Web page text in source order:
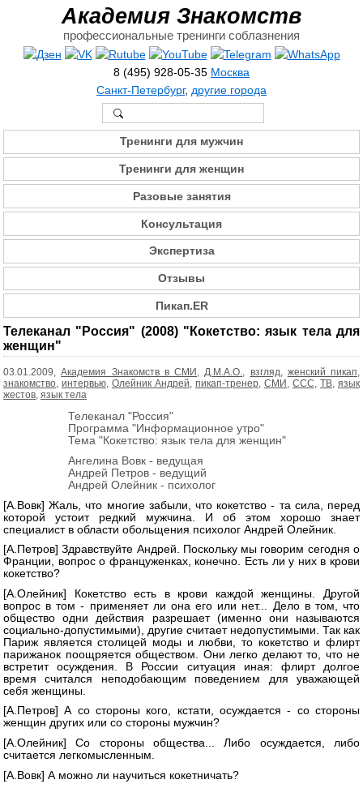
Академия Знакомств
профессиональные тренинги соблазнения
8 (495) 928-05-35 Москва
Санкт-Петербург, другие города
Тренинги для мужчин
Тренинги для женщин
Разовые занятия
Консультация
Экспертиза
Отзывы
Пикап.ER
Телеканал "Россия" (2008) "Кокетство: язык тела для
женщин"
03.01.2009,Академия Знакомств в СМИ ,Д.М.А.О., взгляд, женский пикап,
знакомство, интервью, Олейник Андрей, пикап-тренер, СМИ , ССС, ТВ, язык
жестов, язык тела
Телеканал "Россия"
Программа "Информационное утро"
Тема "Кокетство: язык тела для женщин"
Ангелина Вовк - ведущая
Андрей Петров - ведущий
Андрей Олейник - психолог
[А.Вовк] Жаль, что многие забыли, что кокетство - та сила, перед
которой устоит редкий мужчина. И об этом хорошо знает
специалист в области обольщения психолог Андрей Олейник.
[А.Петров] Здравствуйте Андрей. Поскольку мы говорим сегодня о
Франции, вопрос о француженках, конечно. Есть ли у них в крови
кокетство?
[А.Олейник] Кокетство есть в крови каждой женщины. Другой
вопрос в том - применяет ли она его или нет... Дело в том, что
общество одни действия разрешает (именно они называются
социально-допустимыми), другие считает недопустимыми. Так как
Париж является столицей моды и любви, то кокетство и флирт
парижанок поощряется обществом. Они легко делают то, что не
встретит осуждения. В России ситуация иная: флирт долгое
время считался неподобающим поведением для уважающей
себя женщины.
[А.Петров] А со стороны кого, кстати, осуждается - со стороны
женщин других или со стороны мужчин?
[А.Олейник] Со стороны общества... Либо осуждается, либо
считается легкомысленным.
[А.Вовк] А можно ли научиться кокетничать?